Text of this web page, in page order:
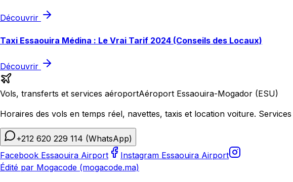
Découvrir
Taxi Essaouira Médina : Le Vrai Tarif 2024 (Conseils des Locaux)
Découvrir
Vols, transferts et services aéroportAéroport Essaouira-Mogador (ESU)
Horaires des vols en temps réel, navettes, taxis et location voiture.
+212 620 229 114 (WhatsApp)
Facebook Essaouira Airport
Instagram Essaouira Airport
Édité par Mogacode (mogacode.ma)